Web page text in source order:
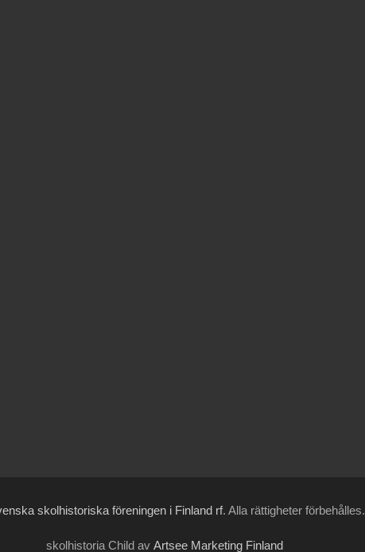
skolhistoriska föreningen i Finland rf. Alla rättigheter förbehålles.
skolhistoria Child av Artsee Marketing Finland